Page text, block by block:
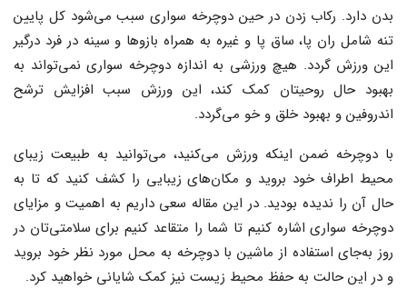
بدن دارد. رکاب زدن در حین دوچرخه سواری سبب می‌شود کل پایین
تنه شامل ران پا، ساق پا و غیره به همراه بازوها و سینه در فرد درگیر
این ورزش گردد. هیچ ورزشی به اندازه دوچرخه سواری نمی‌تواند به
بهبود حال روحیتان کمک کند، این ورزش سبب افزایش ترشح
اندروفین و بهبود خلق و خو می‌گردد.
با دوچرخه ضمن اینکه ورزش می‌کنید، می‌توانید به طبیعت زیبای
محیط اطراف خود بروید و مکان‌های زیبایی را کشف کنید که تا به
حال آن را ندیده بودید. در این مقاله سعی داریم به اهمیت و مزایای
دوچرخه سواری اشاره کنیم تا شما را متقاعد کنیم برای سلامتی‌تان در
روز به‌جای استفاده از ماشین با دوچرخه به محل مورد نظر خود بروید
و در این حالت به حفظ محیط زیست نیز کمک شایانی خواهید کرد.